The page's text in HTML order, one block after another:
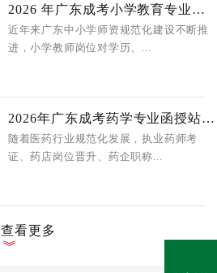
2026 年广东成考小学教育专业函授站报
近年来广东中小学师资规范化建设不断推
进，小学教师岗位对学历、...
2026年广东成考药学专业函授站报名指
随着医药行业规范化发展，执业药师考
证、药店岗位晋升、药企职称...
查看更多